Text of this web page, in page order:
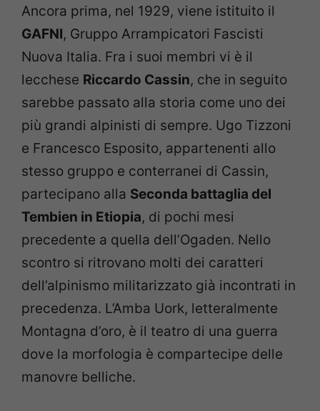
Ancora prima, nel 1929, viene istituito il
GAFNI, Gruppo Arrampicatori Fascisti
Nuova Italia. Fra i suoi membri vi è il
lecchese Riccardo Cassin, che in seguito
sarebbe passato alla storia come uno dei
più grandi alpinisti di sempre. Ugo Tizzoni
e Francesco Esposito, appartenenti allo
stesso gruppo e conterranei di Cassin,
partecipano alla Seconda battaglia del
Tembien in Etiopia, di pochi mesi
precedente a quella dell’Ogaden. Nello
scontro si ritrovano molti dei caratteri
dell’alpinismo militarizzato già incontrati in
precedenza. L’Amba Uork, letteralmente
Montagna d’oro, è il teatro di una guerra
dove la morfologia è compartecipe delle
manovre belliche.